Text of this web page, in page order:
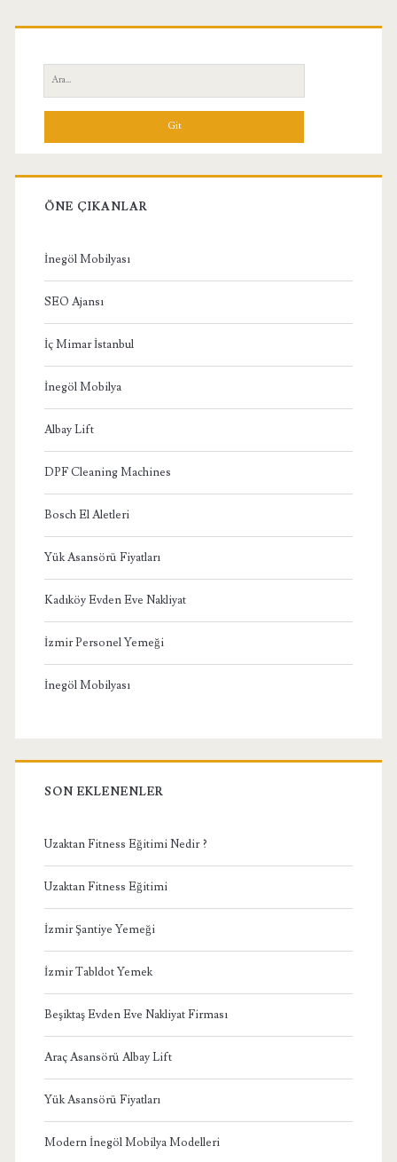
Birincil
Yan
Menü
Ara:
ÖNE ÇIKANLAR
İnegöl Mobilyası
SEO Ajansı
İç Mimar İstanbul
İnegöl Mobilya
Albay Lift
DPF Cleaning Machines
Bosch El Aletleri
Yük Asansörü Fiyatları
Kadıköy Evden Eve Nakliyat
İzmir Personel Yemeği
İnegöl Mobilyası
SON EKLENENLER
Uzaktan Fitness Eğitimi Nedir ?
Uzaktan Fitness Eğitimi
İzmir Şantiye Yemeği
İzmir Tabldot Yemek
Beşiktaş Evden Eve Nakliyat Firması
Araç Asansörü Albay Lift
Yük Asansörü Fiyatları
Modern İnegöl Mobilya Modelleri